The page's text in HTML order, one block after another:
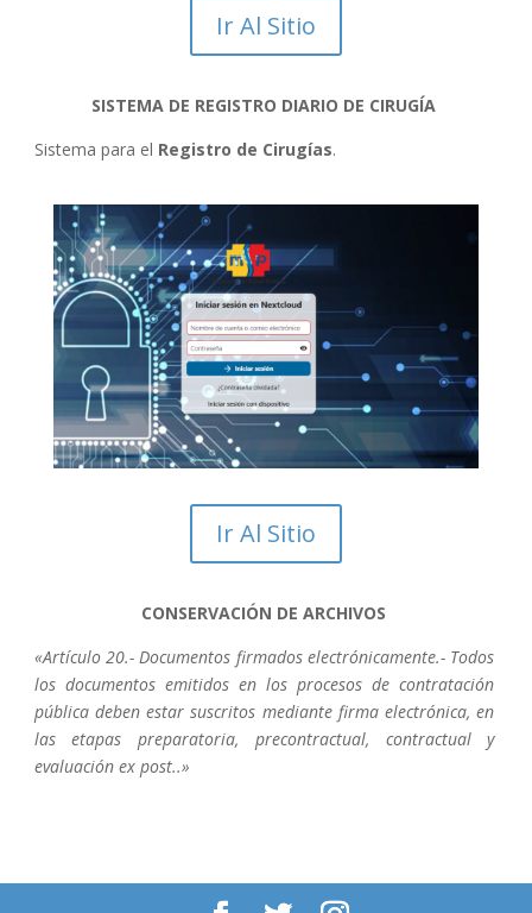
Ir Al Sitio
SISTEMA DE REGISTRO DIARIO DE CIRUGÍA
Sistema para el Registro de Cirugías.
Ir Al Sitio
CONSERVACIÓN DE ARCHIVOS
«Artículo 20.- Documentos firmados electrónicamente.- Todos
los documentos emitidos en los procesos de contratación
pública deben estar suscritos mediante firma electrónica, en
las etapas preparatoria, precontractual, contractual y
evaluación ex post..»